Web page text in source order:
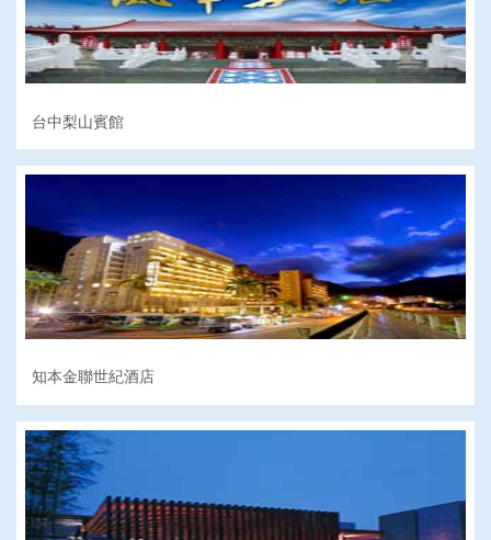
台中梨山賓館
知本金聯世紀酒店